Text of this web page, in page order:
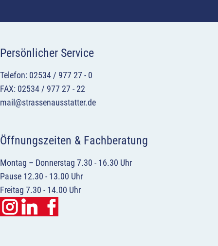
Persönlicher Service
Telefon: 02534 / 977 27 - 0
FAX: 02534 / 977 27 - 22
mail@strassenausstatter.de
Öffnungszeiten & Fachberatung
Montag – Donnerstag 7.30 - 16.30 Uhr
Pause 12.30 - 13.00 Uhr
Freitag 7.30 - 14.00 Uhr